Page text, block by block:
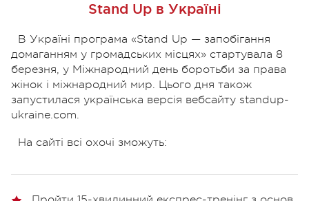
Stand Up в Україні
В Україні програма «Stand Up — запобігання
домаганням у громадських місцях» стартувала 8
березня, у Міжнародний день боротьби за права
жінок і міжнародний мир. Цього дня також
запустилася українська версія вебсайту standup-
ukraine.com.
На сайті всі охочі зможуть: